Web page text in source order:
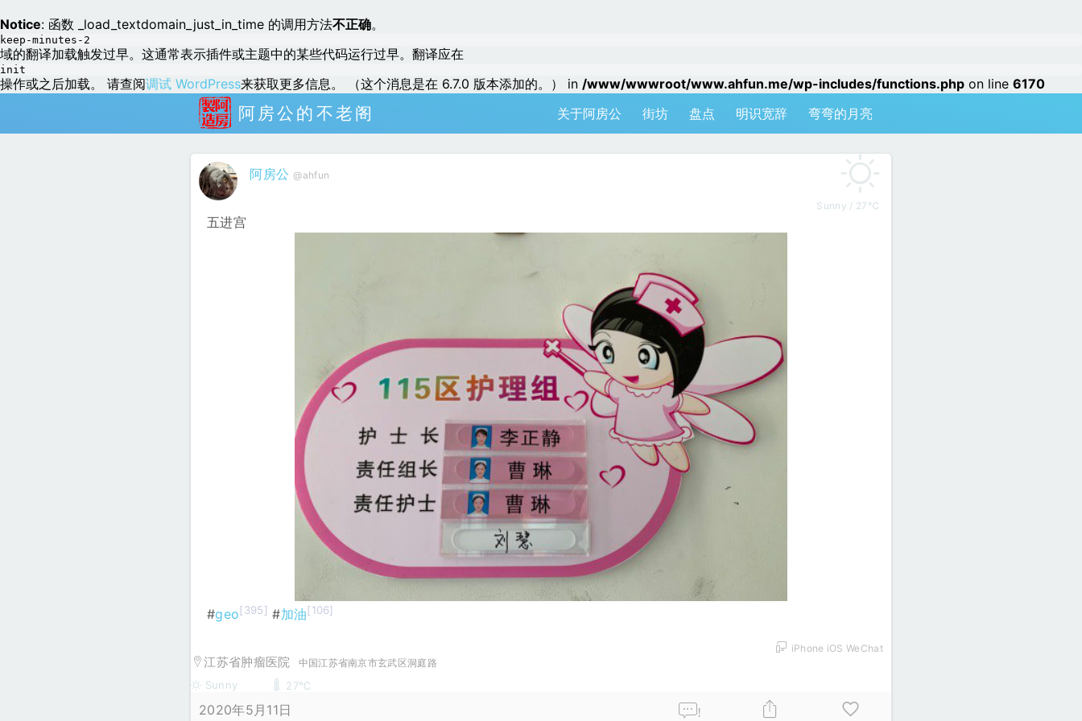
Notice: 函数 _load_textdomain_just_in_time 的调用方法不正确。
keep-minutes-2
域的翻译加载触发过早。这通常表示插件或主题中的某些代码运行过早。翻译应在
init
操作或之后加载。 请查阅调试 WordPress来获取更多信息。 （这个消息是在 6.7.0 版本添加的。） in /www/wwwroot/www.ahfun.me/wp-includes/functions.php on line 6170
阿房公的不老阁 关于阿房公 街坊 盘点 明识宽辞 弯弯的月亮
阿房公 @ahfun
Sunny / 27℃
五进宫
#geo[395] #加油[106]
iPhone iOS WeChat
江苏省肿瘤医院 中国江苏省南京市玄武区洞庭路
Sunny 27℃
2020年5月11日 !